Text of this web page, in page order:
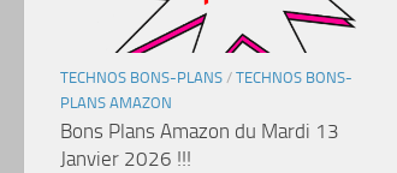
TECHNOS BONS-PLANS / TECHNOS BONS-
PLANS AMAZON
Bons Plans Amazon du Mardi 13
Janvier 2026 !!!